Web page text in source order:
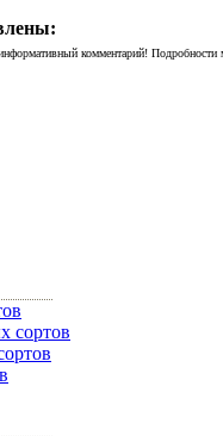
комментарий! Подробности
сортов